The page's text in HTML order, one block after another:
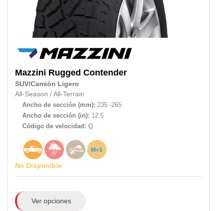
Mazzini Rugged Contender
SUV/Camión Ligero
All-Season / All-Terrain
Ancho de sección (mm): 235 -265
Ancho de sección (in): 12.5
Código de velocidad: Q
No Disponible
Ver opciones